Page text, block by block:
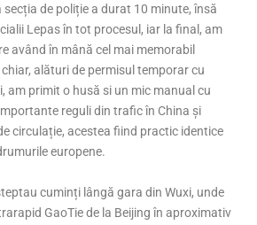
de poliție a durat 10 minute, însă
Lepas în tot procesul, iar la final, am
având în mână cel mai memorabil
alături de permisul temporar cu
am primit o husă si un mic manual cu
reguli din trafic în China și
circulație, acestea fiind practic identice
europene.
cuminți lângă gara din Wuxi, unde
GaoTie de la Beijing în aproximativ